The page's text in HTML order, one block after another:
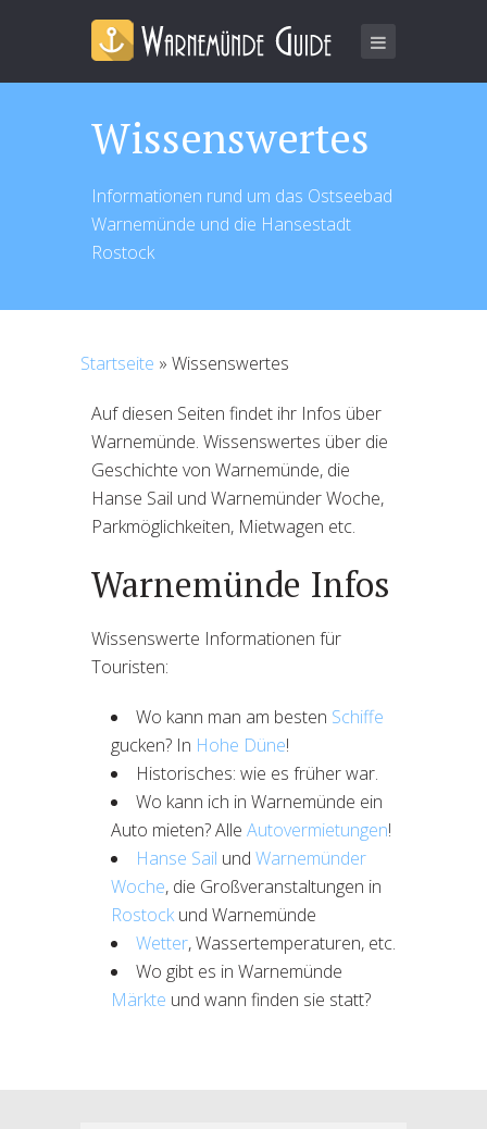
Wissenswertes
Informationen rund um das Ostseebad
Warnemünde und die Hansestadt
Rostock
Startseite » Wissenswertes
Auf diesen Seiten findet ihr Infos über
Warnemünde. Wissenswertes über die
Geschichte von Warnemünde, die
Hanse Sail und Warnemünder Woche,
Parkmöglichkeiten, Mietwagen etc.
Warnemünde Infos
Wissenswerte Informationen für
Touristen:
Wo kann man am besten Schiffe
gucken? In Hohe Düne!
Historisches: wie es früher war.
Wo kann ich in Warnemünde ein
Auto mieten? Alle Autovermietungen!
Hanse Sail und Warnemünder
Woche, die Großveranstaltungen in
Rostockund Warnemünde
Wetter, Wassertemperaturen, etc.
Wo gibt es in Warnemünde
Märkte und wann finden sie statt?